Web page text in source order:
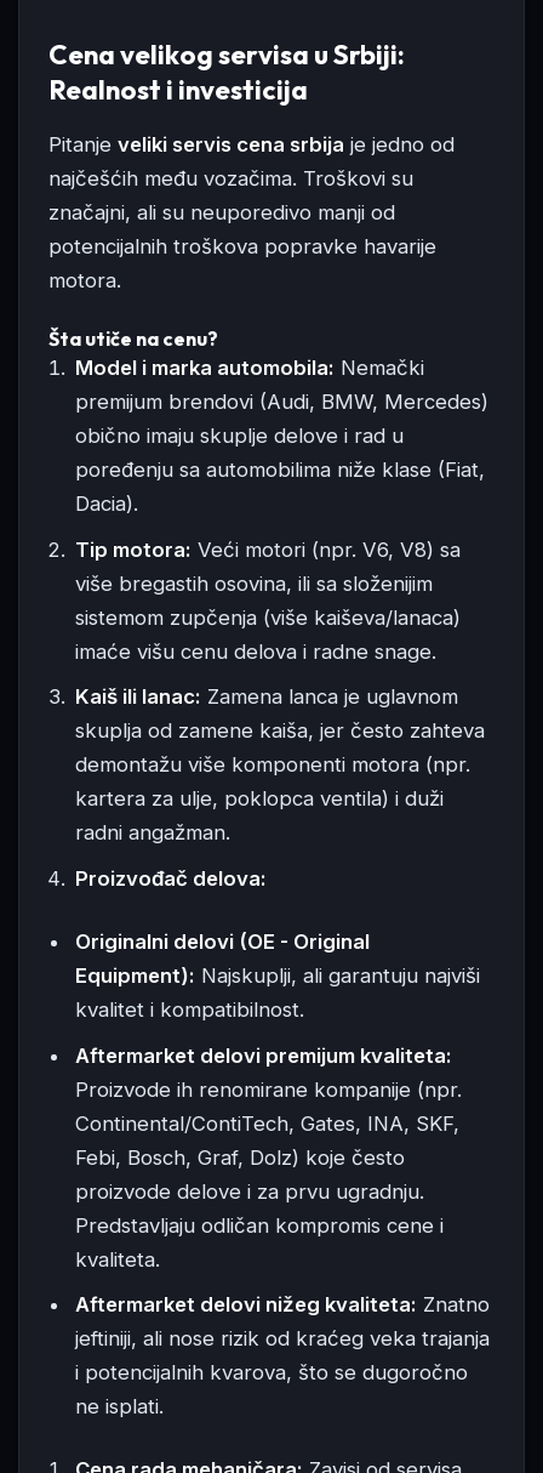
Cena velikog servisa u Srbiji:
Realnost i investicija
Pitanje veliki servis cena srbija je jedno od
najčešćih među vozačima. Troškovi su
značajni, ali su neuporedivo manji od
potencijalnih troškova popravke havarije
motora.
Šta utiče na cenu?
Model i marka automobila: Nemački
premijum brendovi (Audi, BMW, Mercedes)
obično imaju skuplje delove i rad u
poređenju sa automobilima niže klase (Fiat,
Dacia).
Tip motora: Veći motori (npr. V6, V8) sa
više bregastih osovina, ili sa složenijim
sistemom zupčenja (više kaiševa/lanaca)
imaće višu cenu delova i radne snage.
Kaiš ili lanac: Zamena lanca je uglavnom
skuplja od zamene kaiša, jer često zahteva
demontažu više komponenti motora (npr.
kartera za ulje, poklopca ventila) i duži
radni angažman.
Proizvođač delova:
Originalni delovi (OE - Original
Equipment): Najskuplji, ali garantuju najviši
kvalitet i kompatibilnost.
Aftermarket delovi premijum kvaliteta:
Proizvode ih renomirane kompanije (npr.
Continental/ContiTech, Gates, INA, SKF,
Febi, Bosch, Graf, Dolz) koje često
proizvode delove i za prvu ugradnju.
Predstavljaju odličan kompromis cene i
kvaliteta.
Aftermarket delovi nižeg kvaliteta: Znatno
jeftiniji, ali nose rizik od kraćeg veka trajanja
i potencijalnih kvarova, što se dugoročno
ne isplati.